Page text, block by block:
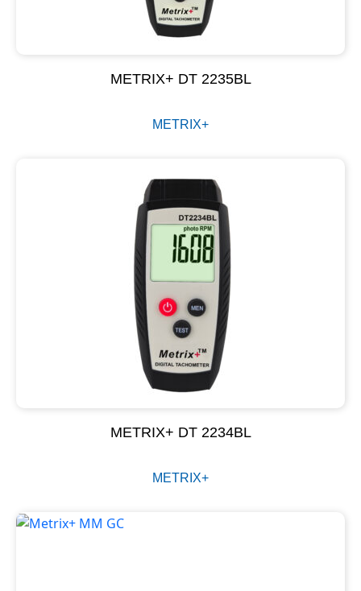
METRIX+ DT 2235BL
METRIX+
METRIX+ DT 2234BL
METRIX+